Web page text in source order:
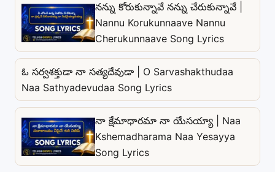
నన్ను కోరుకున్నావే నన్ను చేరుకున్నావే |
Nannu Korukunnaave Nannu
Cherukunnaave Song Lyrics
ఓ సర్వశక్తుడా నా సత్యదేవుడా | O Sarvashakthudaa
Naa Sathyadevudaa Song Lyrics
నా క్షేమాధారమా నా యేసయ్యా | Naa
Kshemadharama Naa Yesayya
Song Lyrics